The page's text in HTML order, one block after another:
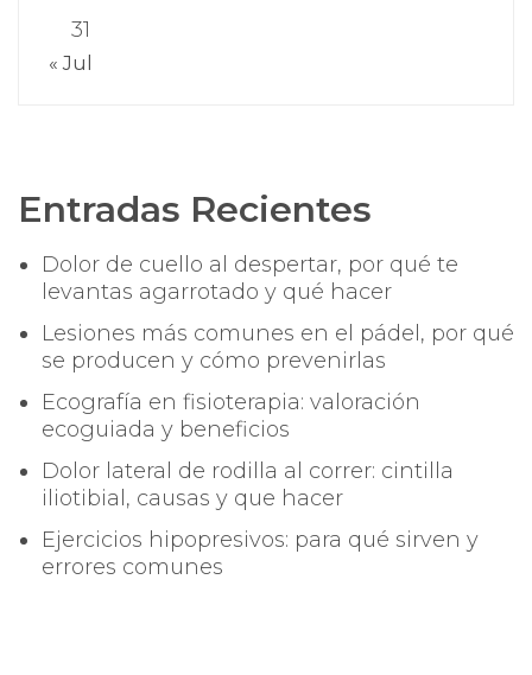
31
« Jul
Entradas Recientes
Dolor de cuello al despertar, por qué te
levantas agarrotado y qué hacer
Lesiones más comunes en el pádel, por qué
se producen y cómo prevenirlas
Ecografía en fisioterapia: valoración
ecoguiada y beneficios
Dolor lateral de rodilla al correr: cintilla
iliotibial, causas y que hacer
Ejercicios hipopresivos: para qué sirven y
errores comunes